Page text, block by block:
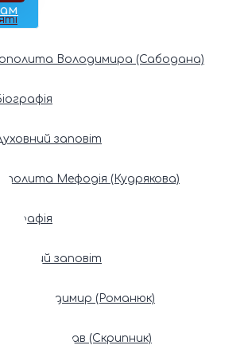
Володимира (Сабодана)
заповіт
Мефодія (Кудрякова)
Біографія
Духовний заповіт
Володимир (Романюк)
Мстислав (Скрипник)